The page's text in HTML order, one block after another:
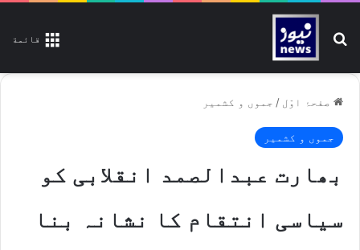
قائمة تلاش کیجیے
صفحۂ اوّل / جموں و کشمیر
جموں و کشمیر
بھارت عبدالصمد انقلابی کو
سیاسی انتقام کا نشانہ بنا